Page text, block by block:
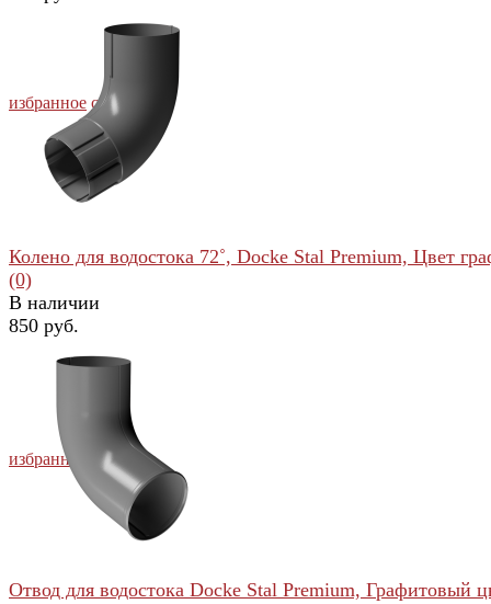
избранное сравнить
избранное сравнить
Колено для водостока 72˚, Docke Stal Premium, Цвет
(0)
В наличии
850 руб.
Отвод для водостока Docke Stal Premium, Графитовый